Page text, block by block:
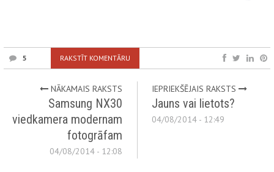
5 RAKSTĪT KOMENTĀRU
NĀKAMAIS RAKSTS
Samsung NX30
viedkamera modernam
fotogrāfam
04/08/2014 - 12:08
IEPRIEKŠĒJAIS RAKSTS
Jauns vai lietots?
04/08/2014 - 12:49